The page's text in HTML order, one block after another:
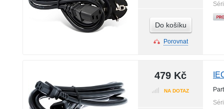
Do košíku
Porovnat
479 Kč
NA DOTAZ